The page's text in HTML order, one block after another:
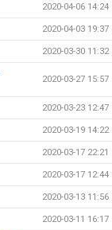
2020-04-06 14:24
2020-04-03 19:37
2020-03-30 11:32
2020-03-27 15:57
2020-03-23 12:47
2020-03-19 14:22
2020-03-17 22:21
2020-03-17 12:44
2020-03-13 11:56
2020-03-11 16:17